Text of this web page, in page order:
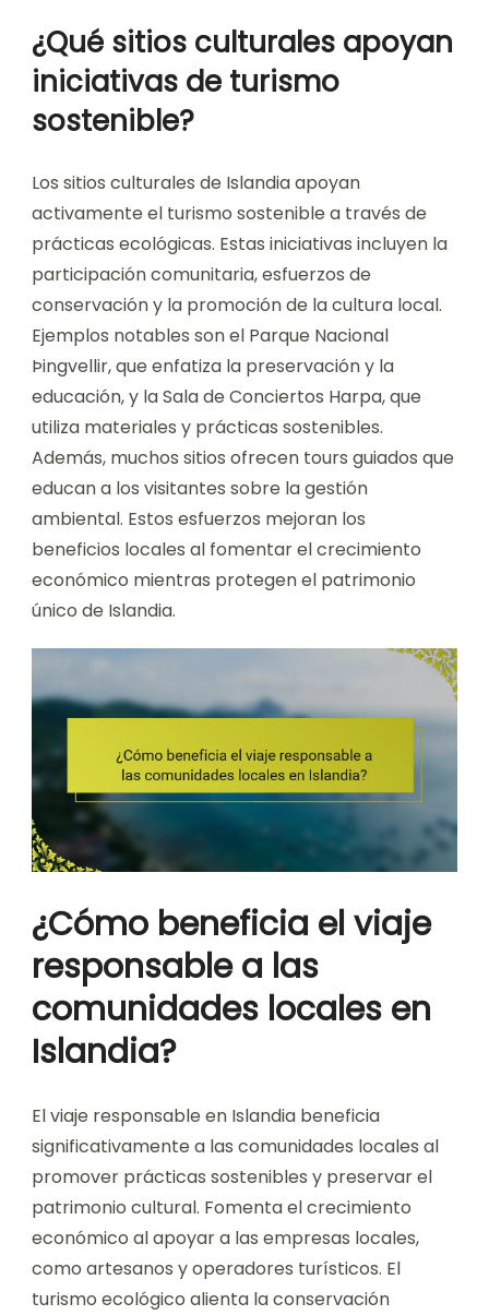
¿Qué sitios culturales apoyan
iniciativas de turismo
sostenible?
Los sitios culturales de Islandia apoyan
activamente el turismo sostenible a través de
prácticas ecológicas. Estas iniciativas incluyen la
participación comunitaria, esfuerzos de
conservación y la promoción de la cultura local.
Ejemplos notables son el Parque Nacional
Þingvellir, que enfatiza la preservación y la
educación, y la Sala de Conciertos Harpa, que
utiliza materiales y prácticas sostenibles.
Además, muchos sitios ofrecen tours guiados que
educan a los visitantes sobre la gestión
ambiental. Estos esfuerzos mejoran los
beneficios locales al fomentar el crecimiento
económico mientras protegen el patrimonio
único de Islandia.
¿Cómo beneficia el viaje
responsable a las
comunidades locales en
Islandia?
El viaje responsable en Islandia beneficia
significativamente a las comunidades locales al
promover prácticas sostenibles y preservar el
patrimonio cultural. Fomenta el crecimiento
económico al apoyar a las empresas locales,
como artesanos y operadores turísticos. El
turismo ecológico alienta la conservación